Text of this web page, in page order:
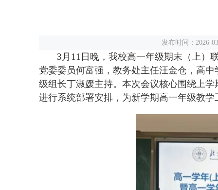
发布时间：2026-
3月11日晚，我校高一年级期末（上）
党委委员何富强，教务处主任汪金仓，高
级组长丁淑媛主持。本次会议核心围绕上
进行系统部署安排，为新学期高一年级教